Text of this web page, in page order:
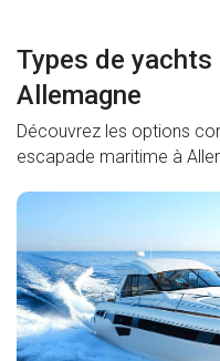
Types de
Allemagne
Découvrez les options
escapade maritime à